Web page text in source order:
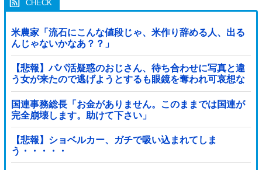
米農家「流石にこんな値段じゃ、米作り辞める人、出る
んじゃないかなあ？？」
【悲報】パパ活疑惑のおじさん、待ち合わせに写真と違
う女が来たので逃げようとするも眼鏡を奪われ可哀想な
ことになっているところを激写されてしまう…
国連事務総長「お金がありません。このままでは国連が
完全崩壊します。助けて下さい」
【悲報】ショベルカー、ガチで吸い込まれてしま
う・・・・・